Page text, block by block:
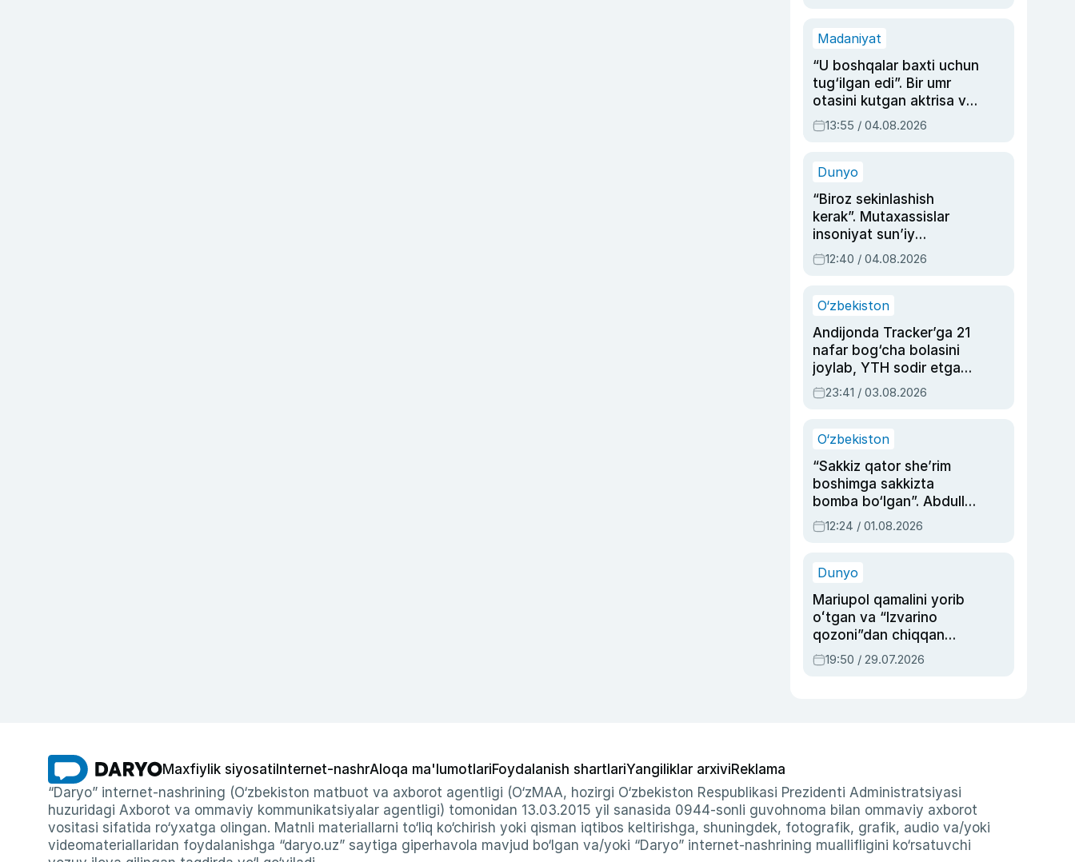
Madaniyat
“U boshqalar baxti uchun
tug‘ilgan edi”. Bir umr
otasini kutgan aktrisa va
dublyaj ustasi Rimma
Ahmedovaning
13:55 / 04.08.2026
Dunyo
“Biroz sekinlashish
kerak”. Mutaxassislar
insoniyat sun’iy
intellektni boshqara
olmay qolishidan xavotir
12:40 / 04.08.2026
O‘zbekiston
Andijonda Tracker’ga 21
nafar bog‘cha bolasini
joylab, YTH sodir etgan
ayolga sud hukmi o‘qildi
23:41 / 03.08.2026
O‘zbekiston
“Sakkiz qator she’rim
boshimga sakkizta
bomba bo‘lgan”. Abdulla
Oripovni siyosiy
ayblovlardan asrab
12:24 / 01.08.2026
Dunyo
Mariupol qamalini yorib
oʻtgan va “Izvarino
qozoni”dan chiqqan
qahramon — Ukraina
armiyasi bosh
19:50 / 29.07.2026
Maxfiylik siyosati Internet-nashrAloqa ma'lumotlariFoydalanish shartlariYangiliklar arxiviReklama
“Daryo” internet-nashrining (O‘zbekiston matbuot va axborot agentligi (O‘zMAA, hozirgi O‘zbekiston Respublikasi Prezidenti Administratsiyasi
huzuridagi Axborot va ommaviy kommunikatsiyalar agentligi) tomonidan 13.03.2015 yil sanasida 0944-sonli guvohnoma bilan ommaviy axborot
vositasi sifatida ro‘yxatga olingan. Matnli materiallarni to‘liq ko‘chirish yoki qisman iqtibos keltirishga, shuningdek, fotografik, grafik, audio va/yoki
videomateriallaridan foydalanishga “daryo.uz” saytiga giperhavola mavjud bo‘lgan va/yoki “Daryo” internet-nashrining muallifligini ko‘rsatuvchi